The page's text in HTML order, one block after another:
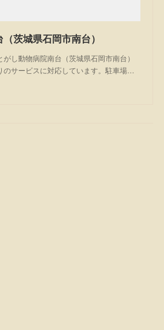
茨城県石岡市南台）
がし動物病院南台（茨城県石岡市南台）
サービスに対応しています。駐車場…